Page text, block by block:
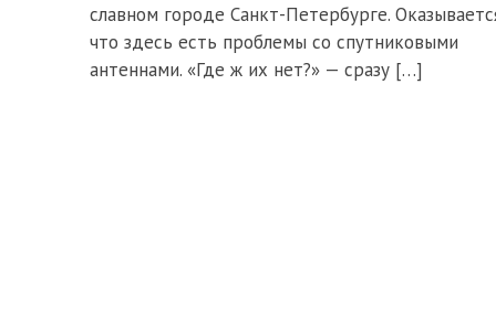
славном городе Санкт-Петербурге.
что здесь есть проблемы со спутниковыми
антеннами. «Где ж их нет?» — сразу […]